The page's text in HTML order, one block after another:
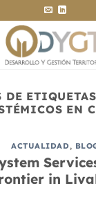
DE
EN
ACTUALIDAD,
in